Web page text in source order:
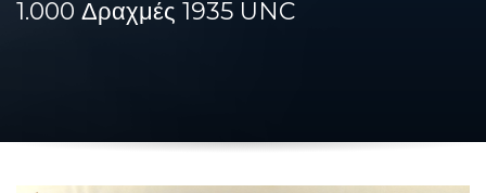
1.000 Δραχμές 1935 UNC